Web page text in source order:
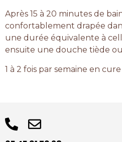
Après 15 à 20 minutes de
confortablement drapée
une durée équivalente à
ensuite une douche tiède
1 à 2 fois par semaine en